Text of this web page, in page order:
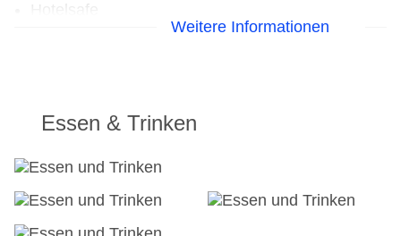
Hotelsafe
WLAN/WiFi im Hotel
Haustiere auf Anfrage: gegen Gebühr
Zimmerservice
Landeskategorie: 5 Sterne
Weitere Informationen
Essen & Trinken